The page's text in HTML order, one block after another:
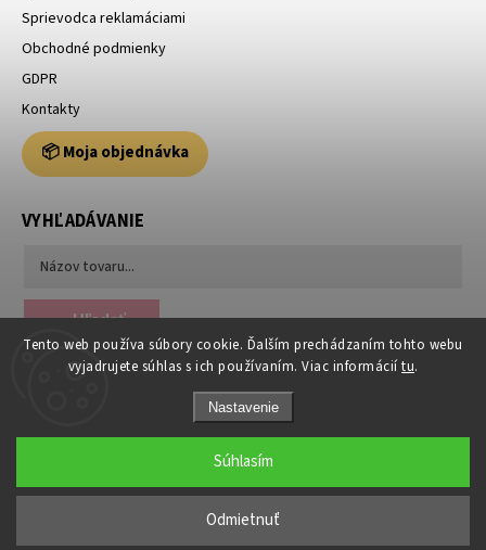
Tento web používa súbory cookie. Ďalším prechádzaním tohto webu
vyjadrujete súhlas s ich používaním. Viac informácií tu.
Nastavenie
Odmietnuť
Súhlasím
Sprievodca reklamáciami
Obchodné podmienky
GDPR
Kontakty
📦 Moja objednávka
VYHĽADÁVANIE
Hľadať
Copyright 2026Usporiadajto.sk. Všetky práva vyhradené.
Grafický návrh vytvořil a nakódovalShoptak.cz